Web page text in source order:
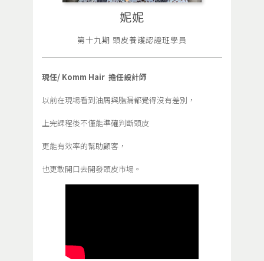
妮妮
第十九期 頭皮養護認證班學員
現任/ Komm Hair 擔任設計師
以前在現場看到油屑與脂漏都覺得沒有差別，
上完課程後不僅能準確判斷頭皮
更能有效率的幫助顧客，
也更敢開口去開發頭皮市場。